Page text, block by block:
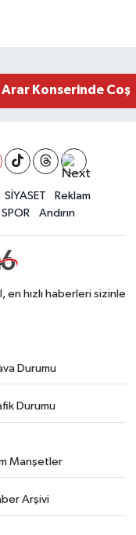
İdris Altun Taziye
Konserinde
Etkisi Bitmedi?
Büyüklüğünde
SİYASET
Reklam
SPOR Andırın
hızlı haberleri sizinle
Durumu
Durumu
Manşetler
Arşivi